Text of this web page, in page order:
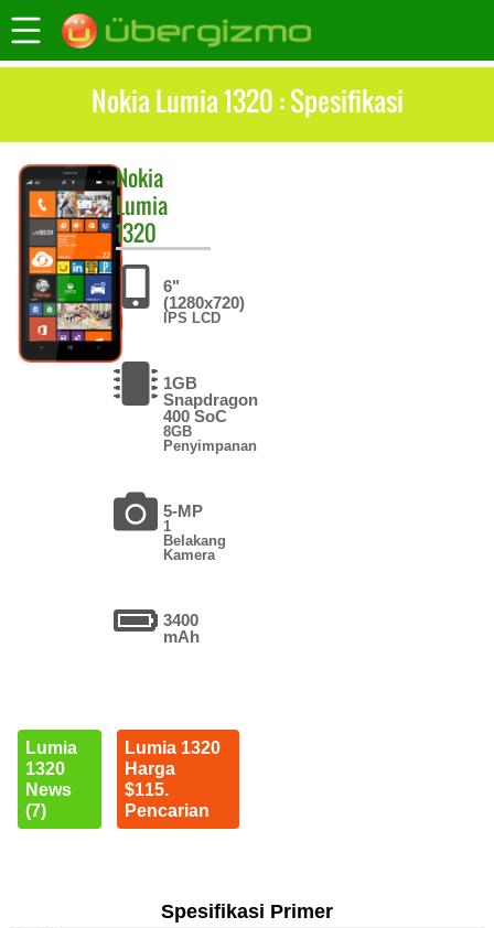
Nokia Lumia 1320 : Spesifikasi
Nokia
Lumia
1320
6"
(1280x720)
IPS LCD
1GB
Snapdragon
400 SoC
8GB
Penyimpanan
5-MP
1
Belakang
Kamera
3400
mAh
Lumia
1320
News
(7)
Lumia 1320
Harga
$115.
Pencarian
Spesifikasi Primer